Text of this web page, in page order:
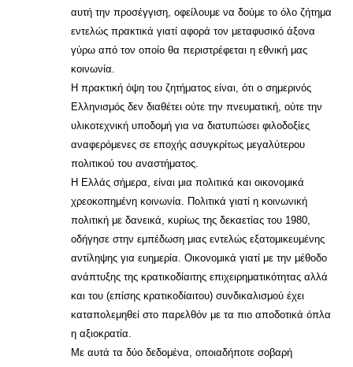
αυτή την προσέγγιση, οφείλουμε να δούμε το όλο ζήτημα
εντελώς πρακτικά γιατί αφορά τον μεταφυσικό άξονα
γύρω από τον οποίο θα περιστρέφεται η εθνική μας
κοινωνία.
Η πρακτική όψη του ζητήματος είναι, ότι ο σημερινός
Ελληνισμός δεν διαθέτει ούτε την πνευματική, ούτε την
υλικοτεχνική υποδομή για να διατυπώσει φιλοδοξίες
αναφερόμενες σε εποχής ασυγκρίτως μεγαλύτερου
πολιτικού του αναστήματος.
Η Ελλάς σήμερα, είναι μια πολιτικά και οικονομικά
χρεοκοπημένη κοινωνία. Πολιτικά γιατί η κοινωνική
πολιτική με δανεικά, κυρίως της δεκαετίας του 1980,
οδήγησε στην εμπέδωση μιας εντελώς εξατομικευμένης
αντίληψης για ευημερία. Οικονομικά γιατί με την μέθοδο
ανάπτυξης της κρατικοδίαιτης επιχειρηματικότητας αλλά
και του (επίσης κρατικοδίαιτου) συνδικαλισμού έχει
καταπολεμηθεί στο παρελθόν με τα πιο αποδοτικά όπλα
η αξιοκρατία.
Με αυτά τα δύο δεδομένα, οποιαδήποτε σοβαρή